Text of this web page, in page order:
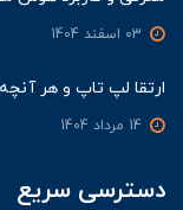
ارتقا لپ تاپ و هر
دسترسی سریع